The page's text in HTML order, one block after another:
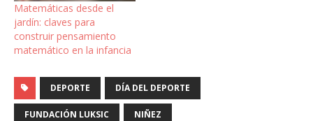
Matemáticas desde el
jardín: claves para
construir pensamiento
matemático en la infancia
DEPORTE DÍA DEL DEPORTE
FUNDACIÓN LUKSIC NIÑEZ